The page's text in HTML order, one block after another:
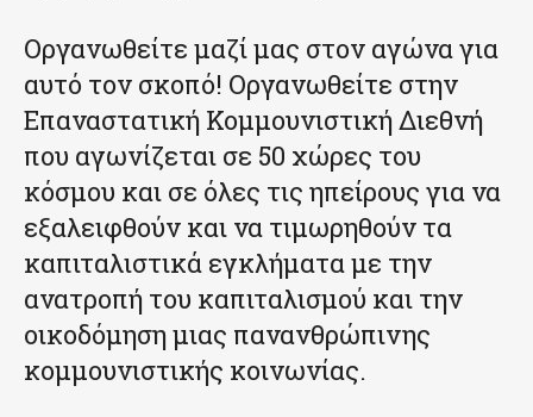
Οργανωθείτε μαζί μας στον αγώνα για
αυτό τον σκοπό! Οργανωθείτε στην
Επαναστατική Κομμουνιστική Διεθνή
που αγωνίζεται σε 50 χώρες του
κόσμου και σε όλες τις ηπείρους για να
εξαλειφθούν και να τιμωρηθούν τα
καπιταλιστικά εγκλήματα με την
ανατροπή του καπιταλισμού και την
οικοδόμηση μιας πανανθρώπινης
κομμουνιστικής κοινωνίας.